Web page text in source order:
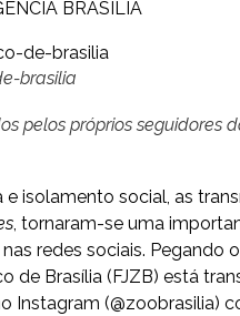
BRASÍLIA
brasilia
pelos próprios seguidores
isolamento social, as
, tornaram-se uma
redes sociais. Pegando
de Brasília (FJZB) está
Instagram (@zoobrasilia)